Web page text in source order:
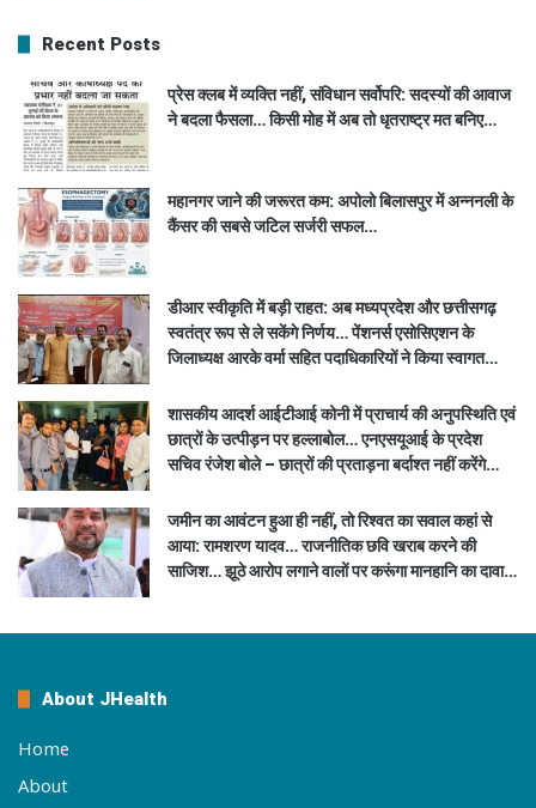
Recent Posts
प्रेस क्लब में व्यक्ति नहीं, संविधान सर्वोपरि: सदस्यों की आवाज
ने बदला फैसला… किसी मोह में अब तो धृतराष्ट्र मत बनिए…
महानगर जाने की जरूरत कम: अपोलो बिलासपुर में अन्ननली के
कैंसर की सबसे जटिल सर्जरी सफल…
डीआर स्वीकृति में बड़ी राहत: अब मध्यप्रदेश और छत्तीसगढ़
स्वतंत्र रूप से ले सकेंगे निर्णय… पेंशनर्स एसोसिएशन के
जिलाध्यक्ष आरके वर्मा सहित पदाधिकारियों ने किया स्वागत…
शासकीय आदर्श आईटीआई कोनी में प्राचार्य की अनुपस्थिति एवं
छात्रों के उत्पीड़न पर हल्लाबोल… एनएसयूआई के प्रदेश
सचिव रंजेश बोले – छात्रों की प्रताड़ना बर्दाश्त नहीं करेंगे…
जमीन का आवंटन हुआ ही नहीं, तो रिश्वत का सवाल कहां से
आया: रामशरण यादव… राजनीतिक छवि खराब करने की
साजिश… झूठे आरोप लगाने वालों पर करूंगा मानहानि का दावा…
About JHealth
Home
About